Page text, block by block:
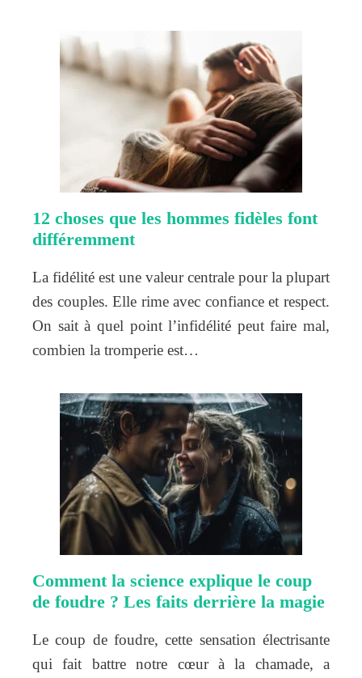
12 choses que les hommes fidèles font
différemment
La fidélité est une valeur centrale pour la plupart
des couples. Elle rime avec confiance et respect.
On sait à quel point l’infidélité peut faire mal,
combien la tromperie est…
Comment la science explique le coup
de foudre ? Les faits derrière la magie
Le coup de foudre, cette sensation électrisante
qui fait battre notre cœur à la chamade, a